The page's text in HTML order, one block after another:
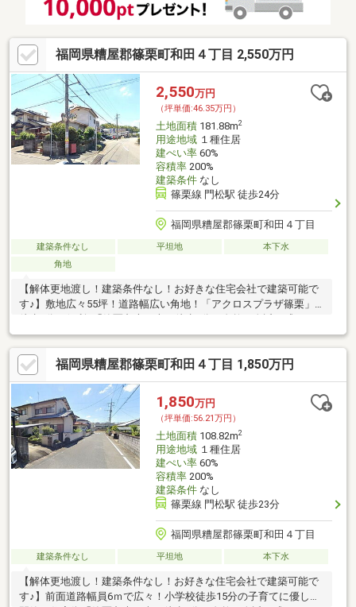
福岡県糟屋郡篠栗町和田４丁目 2,550万円
2,550万円
（坪単価:46.35万円）
土地面積181.88m2
用途地域１種住居
建ぺい率60%
容積率200%
建築条件なし
篠栗線 門松駅 徒歩24分
福岡県糟屋郡篠栗町和田４丁目
建築条件なし 平坦地
本下水
角地
【解体更地渡し！建築条件なし！お好きな住宅会社で建築可能で
す♪】敷地広々55坪！道路幅広い角地！「アクロスプラザ篠栗」
れる住環境です♪
福岡県糟屋郡篠栗町和田４丁目 1,850万円
1,850万円
（坪単価:56.21万円）
土地面積108.82m2
用途地域１種住居
建ぺい率60%
容積率200%
建築条件なし
篠栗線 門松駅 徒歩23分
福岡県糟屋郡篠栗町和田４丁目
建築条件なし 平坦地 本下水
【解体更地渡し！建築条件なし！お好きな住宅会社で建築可能で
す♪】前面道路幅員6ｍで広々！小学校徒歩15分の子育てに優しい